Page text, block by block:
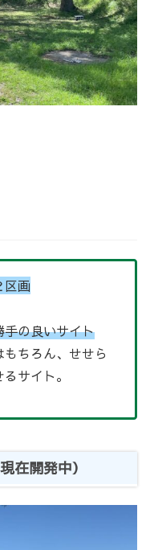
区画
の良いサイト
ちろん、せせら
サイト。
在開発中）